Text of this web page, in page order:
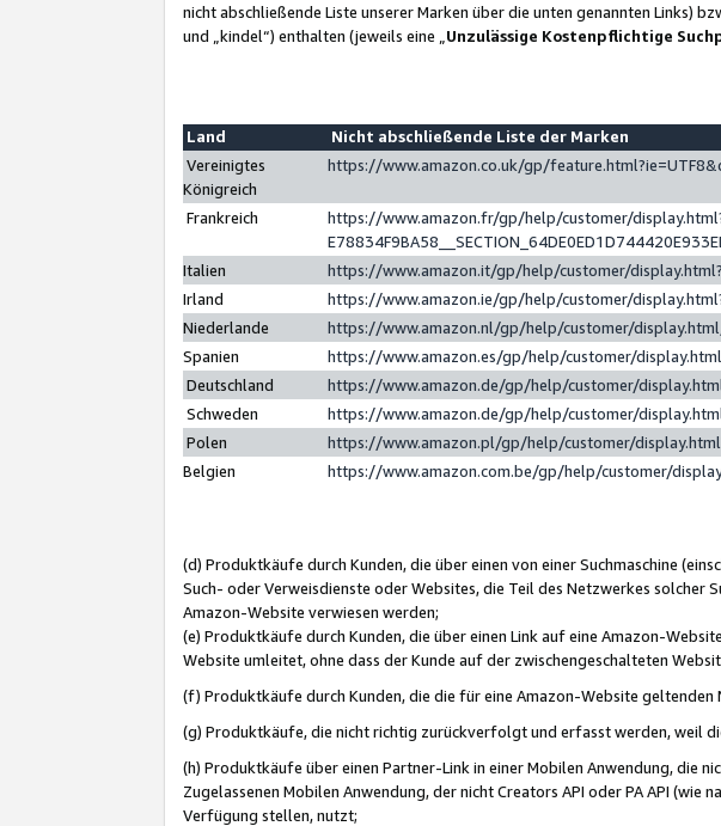
nicht abschließende Liste unserer Marken über die unten genannten Links)
und „kindel“) enthalten (jeweils eine „ Unzulässige Kostenpflichtige
Land
Nicht abschließende Liste der Marken
Vereinigtes
Königreich
https://www.amazon.co.uk/gp/
Frankreich
https://www.amazon.fr/gp/help/customer/
Italien
https://www.amazon.it/gp/help/customer/
Irland
https://www.amazon.ie/gp/help/customer/
Niederlande
https://www.amazon.nl/gp/help/customer/
Spanien
https://www.amazon.es/gp/help/customer/
Deutschland
https://www.amazon.de/gp/help/customer/
Schweden
https://www.amazon.de/gp/help/customer/
Polen
https://www.amazon.pl/gp/help/customer/
Belgien
https://www.amazon.com.be/gp/help/customer/
(d) Produktkäufe durch Kunden, die über einen von einer Suchmaschine
Such- oder Verweisdienste oder Websites, die Teil des Netzwerkes solcher
Amazon-Website verwiesen werden;
(e) Produktkäufe durch Kunden, die über einen Link auf eine Amazon-
Website umleitet, ohne dass der Kunde auf der zwischengeschalteten
(f) Produktkäufe durch Kunden, die die für eine Amazon-Website geltenden
(g) Produktkäufe, die nicht richtig zurückverfolgt und erfasst werden, weil
(h) Produktkäufe über einen Partner-Link in einer Mobilen Anwendung, die
Zugelassenen Mobilen Anwendung, der nicht Creators API oder PA API
Verfügung stellen, nutzt;